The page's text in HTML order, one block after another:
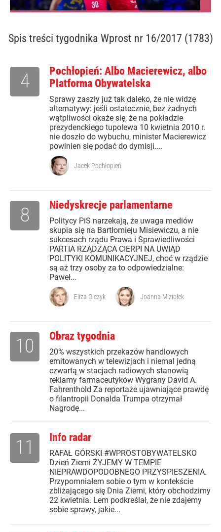
Spis treści tygodnika Wprost nr 16/2017 (1783)
Pochłopień: Albo Macierewicz, albo
Platforma Obywatelska
Sprawy zaszły już tak daleko, że nie widzę
alternatywy: jeśli ostatecznie, bez żadnych
wątpliwości okaże się, że na pokładzie
prezydenckiego tupolewa 10 kwietnia 2010 r.
nie doszło do wybuchu, minister Macierewicz
powinien się podać do dymisji....
4
Jacek Pochłopień
Niedyskrecje parlamentarne
Politycy PiS narzekają, że uwaga mediów
skupia się na Bartłomieju Misiewiczu, a nie
sukcesach rządu Prawa i Sprawiedliwości
PARTIA RZĄDZĄCA CIERPI NA UWIĄD
POLITYKI KOMUNIKACYJNEJ, choć w rządzie
są aż trzy osoby za to odpowiedzialne:
Paweł...
8
Eliza Olczyk Joanna Miziołek
Obraz tygodnia
20% wszystkich przekazów handlowych
emitowanych w telewizjach i niemal jedną
czwartą w stacjach radiowych stanowią
reklamy farmaceutyków Wygrany David A.
Fahrenthold Za reportaże ujawniające prawdę
o filantropii Donalda Trumpa otrzymał
Nagrodę...
10
Info radar
RAFAŁ GÓRSKI #WPROSTOBYWATELSKO
Dzień Ziemi ŻYJEMY W TEMPIE
NIEPRAWDOPODOBNEGO PRZYSPIESZENIA.
Przypomniałem sobie o tym w kontekście
zbliżającego się Dnia Ziemi, który obchodzimy
22 kwietnia. Lem podkreślał, że nie zdajemy
sobie sprawy, jakie...
11